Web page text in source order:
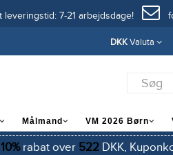
leveringstid: 7-21 arbejdsdage!
DKKValuta
Målmand VM 2026 Børn
10%rabat over 522DKK,